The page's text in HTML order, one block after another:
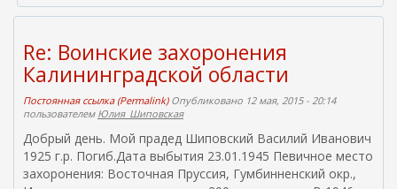
а
Re: Воинские захоронения
Калининградской области
Постоянная ссылка (Permalink)Опубликовано 12 мая, 2015 - 20:14
пользователем Юлия_Шиповская
Добрый день. Мой прадед Шиповский Василий Иванович
1925 г.р. Погиб.Дата выбытия 23.01.1945 Певичное место
захоронения: Восточная Пруссия, Гумбинненский окр.,